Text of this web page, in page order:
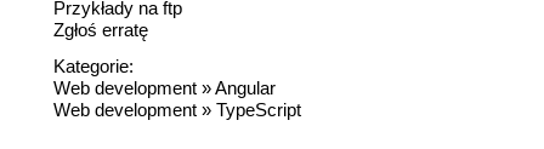
Przykłady na ftp
Zgłoś erratę
Kategorie:
Web development »Angular
Web development » TypeScript